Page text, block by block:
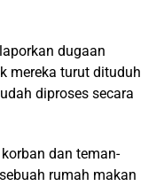
dugaan
mereka turut dituduh
diproses secara
dan teman-
rumah makan